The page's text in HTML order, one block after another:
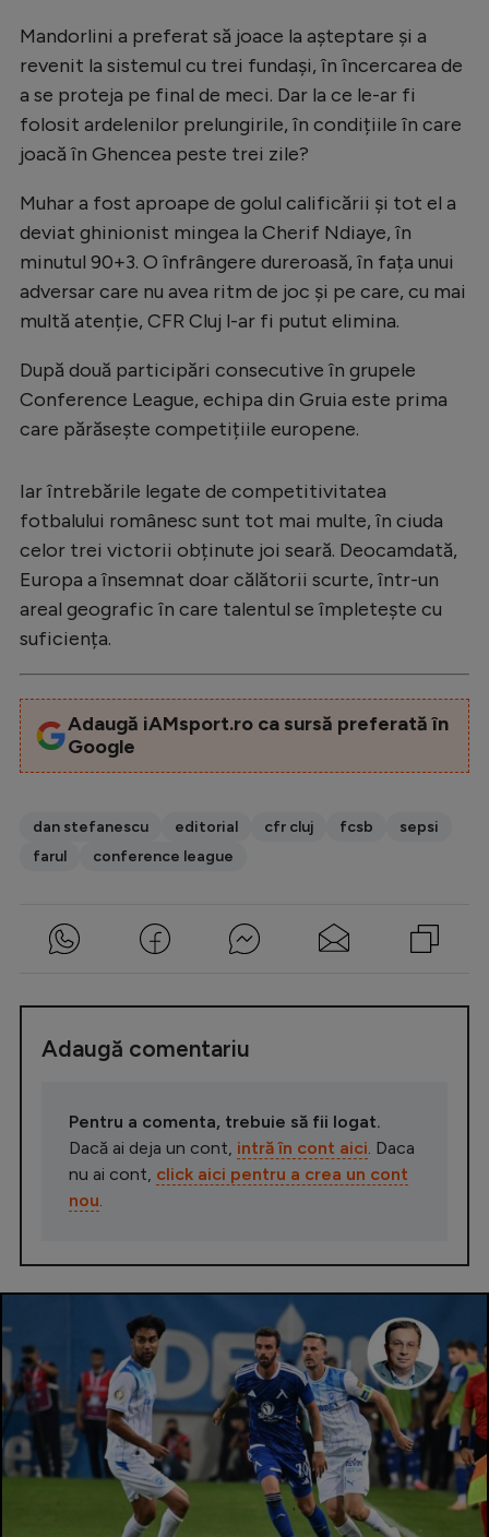
Mandorlini a preferat să joace la așteptare și a
revenit la sistemul cu trei fundași, în încercarea de
a se proteja pe final de meci. Dar la ce le-ar fi
folosit ardelenilor prelungirile, în condițiile în care
joacă în Ghencea peste trei zile?
Muhar a fost aproape de golul calificării și tot el a
deviat ghinionist mingea la Cherif Ndiaye, în
minutul 90+3. O înfrângere dureroasă, în fața unui
adversar care nu avea ritm de joc și pe care, cu mai
multă atenție, CFR Cluj l-ar fi putut elimina.
După două participări consecutive în grupele
Conference League, echipa din Gruia este prima
care părăsește competițiile europene.
Iar întrebările legate de competitivitatea
fotbalului românesc sunt tot mai multe, în ciuda
celor trei victorii obținute joi seară. Deocamdată,
Europa a însemnat doar călătorii scurte, într-un
areal geografic în care talentul se împletește cu
suficiența.
Adaugă iAMsport.ro ca sursă preferată în
Google
dan stefanescu editorial cfr cluj fcsb
sepsi
farul
conference league
Adaugă comentariu
Pentru a comenta, trebuie să fii logat.
Dacă ai deja un cont, intră în cont aici . Daca
nu ai cont, click aici pentru a crea un cont
nou